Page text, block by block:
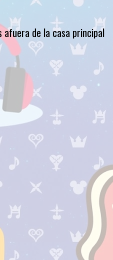
afuera de la casa principal